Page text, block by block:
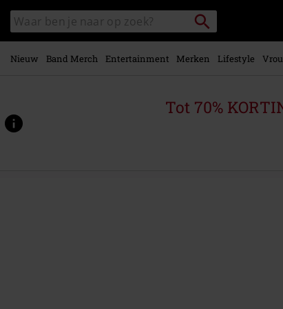
naar
hoofdinhoud
Zoek
in
catalogus
Packstation
zoeken
Nieuw Band Merch Entertainment Merken Lifestyle
Tot 70%